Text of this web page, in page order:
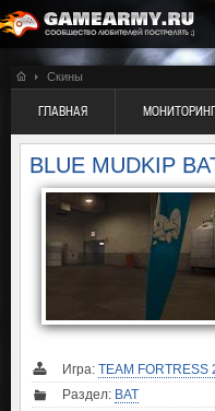
Скины
ГЛАВНАЯ
BLUE MUDKIP
Игра: TEAM FORTRESS
Раздел: BAT